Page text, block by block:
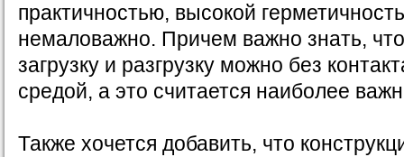
практичностью, высокой
немаловажно. Причем важно знать,
загрузку и разгрузку можно без
средой, а это считается наиболее
Также хочется добавить, что